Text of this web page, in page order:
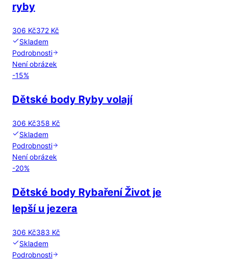
ryby
306 Kč372 Kč
Skladem
Podrobnosti
Není obrázek
-15%
Dětské body Ryby volají
306 Kč358 Kč
Skladem
Podrobnosti
Není obrázek
-20%
Dětské body Rybaření Život je
lepší u jezera
306 Kč383 Kč
Skladem
Podrobnosti